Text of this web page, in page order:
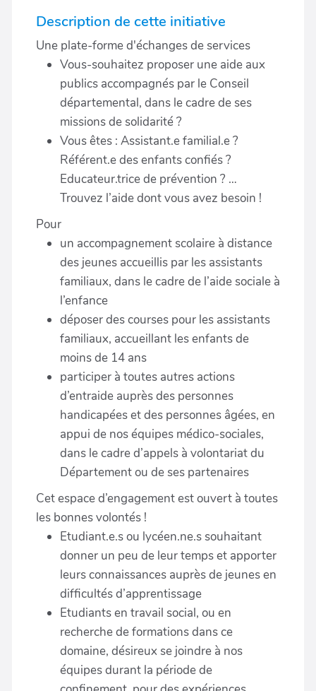
Description de cette initiative
Une plate-forme d'échanges de services
Vous-souhaitez proposer une aide aux
publics accompagnés par le Conseil
départemental, dans le cadre de ses
missions de solidarité ?
Vous êtes : Assistant.e familial.e ?
Référent.e des enfants confiés ?
Educateur.trice de prévention ? …
Trouvez l’aide dont vous avez besoin !
Pour
un accompagnement scolaire à distance
des jeunes accueillis par les assistants
familiaux, dans le cadre de l’aide sociale à
l’enfance
déposer des courses pour les assistants
familiaux, accueillant les enfants de
moins de 14 ans
participer à toutes autres actions
d’entraide auprès des personnes
handicapées et des personnes âgées, en
appui de nos équipes médico-sociales,
dans le cadre d’appels à volontariat du
Département ou de ses partenaires
Cet espace d’engagement est ouvert à toutes
les bonnes volontés !
Etudiant.e.s ou lycéen.ne.s souhaitant
donner un peu de leur temps et apporter
leurs connaissances auprès de jeunes en
difficultés d’apprentissage
Etudiants en travail social, ou en
recherche de formations dans ce
domaine, désireux se joindre à nos
équipes durant la période de